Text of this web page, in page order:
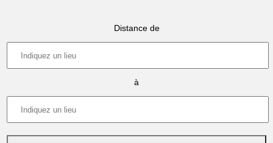
Distance de
à